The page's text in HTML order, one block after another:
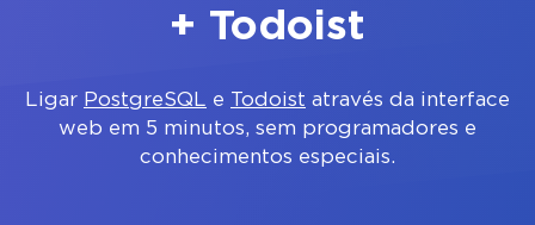
+ Todoist
Ligar PostgreSQL e Todoist através da interface
web em 5 minutos, sem programadores e
conhecimentos especiais.